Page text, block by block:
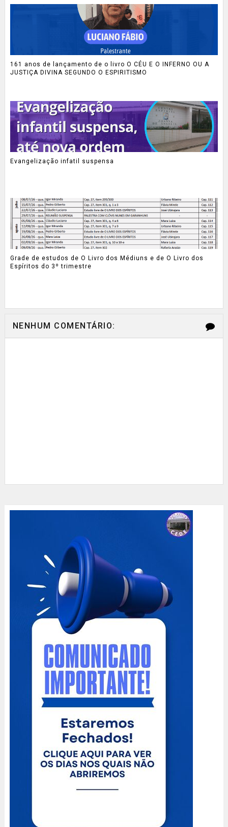
161 anos de lançamento de o livro O CÉU E O INFERNO OU A
JUSTIÇA DIVINA SEGUNDO O ESPIRITISMO
Evangelização infatil suspensa
Grade de estudos de O Livro dos Médiuns e de O Livro dos
Espíritos do 3º trimestre
NENHUM COMENTÁRIO: